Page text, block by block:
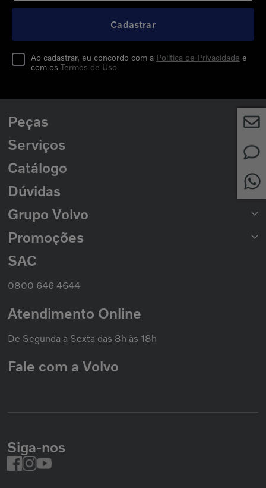
Cadastrar
Ao cadastrar, eu concordo com a Política de Privacidade e
com os Termos de Uso
Peças
Peças para Caminhões
Peças para Ônibus
Serviços
Rede de Concessionárias
2ª Via de Boleto
Catálogo
Catálogo de Peças
Catálogo Nacional de Motores
Dúvidas
Formas de Pagamento
Prazo de Entrega
Trocas e Devoluções
Política de Privacidade
Cookies
Política de Garantias
Grupo Volvo
Seminovos Volvo
Volvo Caminhões
Volvo Ônibus
Grupo Volvo
Promoções
Promoção Nacional
SAC
0800 646 4644
Atendimento Online
De Segunda a Sexta das 8h às 18h
Fale com a Volvo
Siga-nos